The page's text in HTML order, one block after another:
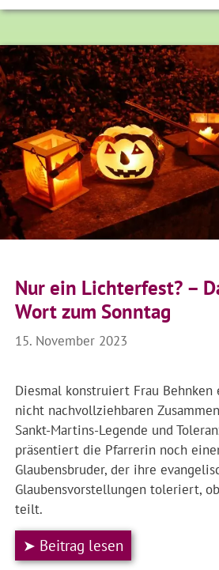
Nur ein Lichterfest? –
Wort zum Sonntag
15. November 2023
Diesmal konstruiert Frau
nicht nachvollziehbaren
Sankt-Martins-Legende und
präsentiert die Pfarrerin noch
Glaubensbruder, der ihre
Glaubensvorstellungen toleriert,
teilt.
➤ Beitrag lesen